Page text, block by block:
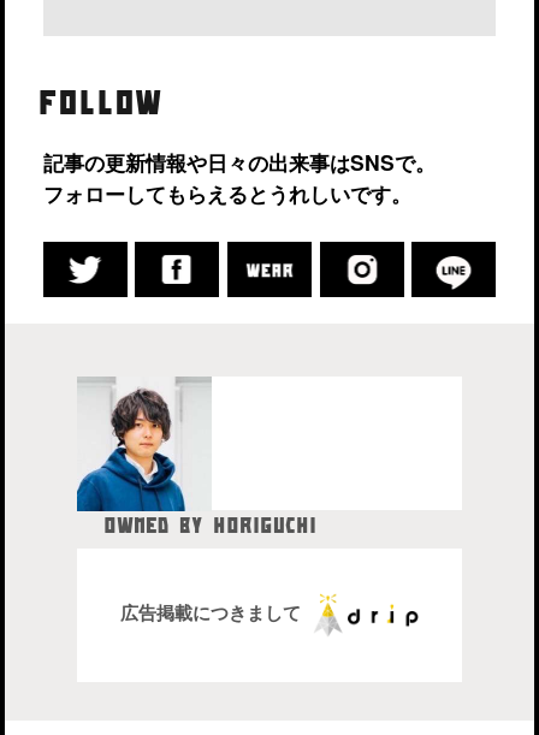
FOLLOW
記事の更新情報や日々の出来事はSNSで。
フォローしてもらえるとうれしいです。
OWNED BY HORIGUCHI
株式会社drip代表取締役社長
広告掲載につきまして